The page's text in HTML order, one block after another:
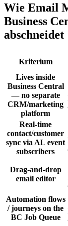
Wie Email
Business
abschneidet
Kriterium
Lives inside
Business Central
— no separate
CRM/marketing
platform
Real-time
contact/customer
sync via AL event
subscribers
Drag-and-drop
email editor
Automation flows
/ journeys on the
BC Job Queue